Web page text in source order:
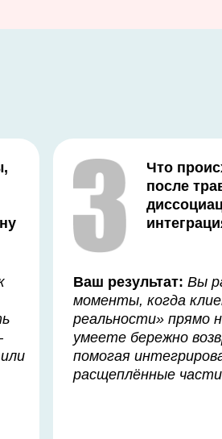
Что
после
Ваш результат: Вы
моменты, когда
реальности» прямо
умеете бережно
помогая
расщеплённые